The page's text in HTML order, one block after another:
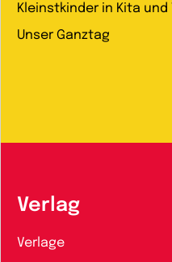
Kleinstkinder in Kita
Unser Ganztag
Verlag
Verlage